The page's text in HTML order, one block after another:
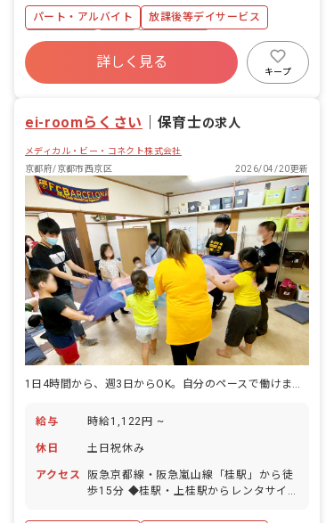
バスあり！／車で約20分 ◆マイカー・
バイク・自転車通勤OK！駐車場、駐輪場
は無料で利用できます！
パート・アルバイト
放課後等デイサービス
土日祝休み
有給
残業少なめ
産休育休制度
車通勤可
詳しく見る
キープ
ei-roomらくさい 保育士の求人
メディカル・ビー・コネクト株式会社
京都府/京都市西京区
2026/04/20更新
給与 時給1,122円 ~
休日 土日祝休み
アクセス
阪急京都線・阪急嵐山線「桂駅」から徒
歩15分 ◆桂駅・上桂駅からレンタサイ